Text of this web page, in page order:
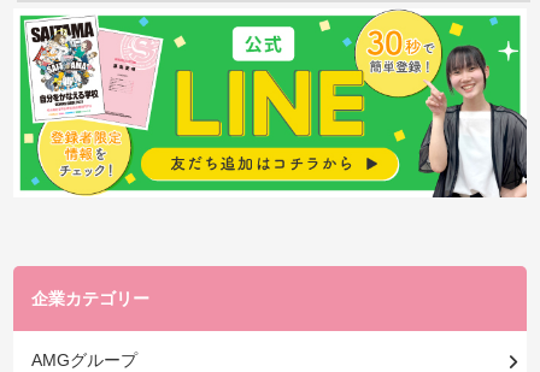
企業カテゴリー
AMGグループ